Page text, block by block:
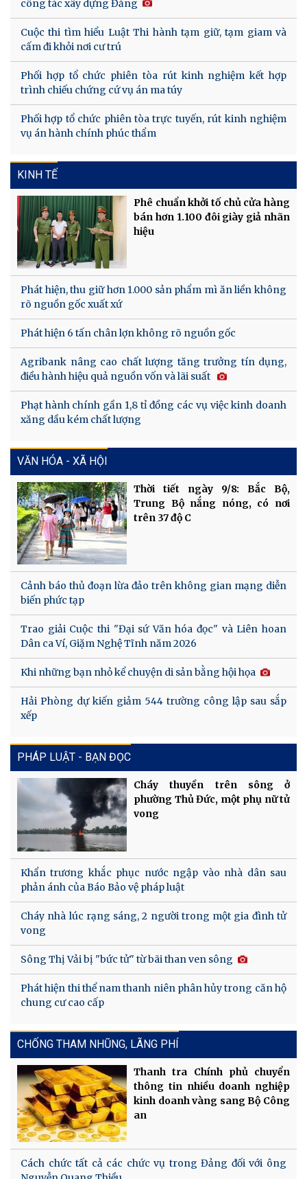
công tác xây dựng Đảng
Cuộc thi tìm hiểu Luật Thi hành tạm giữ, tạm giam và
cấm đi khỏi nơi cư trú
Phối hợp tổ chức phiên tòa rút kinh nghiệm kết hợp
trình chiếu chứng cứ vụ án ma túy
Phối hợp tổ chức phiên tòa trực tuyến, rút kinh nghiệm
vụ án hành chính phúc thẩm
KINH TẾ
Phê chuẩn khởi tố chủ cửa hàng
bán hơn 1.100 đôi giày giả nhãn
hiệu
Phát hiện, thu giữ hơn 1.000 sản phẩm mì ăn liền không
rõ nguồn gốc xuất xứ
Phát hiện 6 tấn chân lợn không rõ nguồn gốc
Agribank nâng cao chất lượng tăng trưởng tín dụng,
điều hành hiệu quả nguồn vốn và lãi suất
Phạt hành chính gần 1,8 tỉ đồng các vụ việc kinh doanh
xăng dầu kém chất lượng
VĂN HÓA - XÃ HỘI
Thời tiết ngày 9/8: Bắc Bộ,
Trung Bộ nắng nóng, có nơi
trên 37 độ C
Cảnh báo thủ đoạn lừa đảo trên không gian mạng diễn
biến phức tạp
Trao giải Cuộc thi "Đại sứ Văn hóa đọc" và Liên hoan
Dân ca Ví, Giặm Nghệ Tĩnh năm 2026
Khi những bạn nhỏ kể chuyện di sản bằng hội họa
Hải Phòng dự kiến giảm 544 trường công lập sau sắp
xếp
PHÁP LUẬT - BẠN ĐỌC
Cháy thuyền trên sông ở
phường Thủ Đức, một phụ nữ tử
vong
Khẩn trương khắc phục nước ngập vào nhà dân sau
phản ánh của Báo Bảo vệ pháp luật
Cháy nhà lúc rạng sáng, 2 người trong một gia đình tử
vong
Sông Thị Vải bị "bức tử" từ bãi than ven sông
Phát hiện thi thể nam thanh niên phân hủy trong căn hộ
chung cư cao cấp
CHỐNG THAM NHŨNG, LÃNG PHÍ
Thanh tra Chính phủ chuyển
thông tin nhiều doanh nghiệp
kinh doanh vàng sang Bộ Công
an
Cách chức tất cả các chức vụ trong Đảng đối với ông